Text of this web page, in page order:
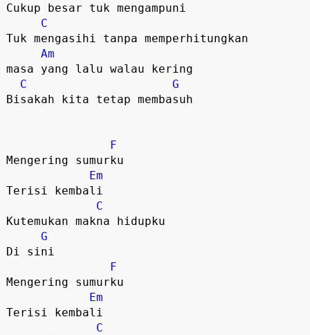
Cukup besar tuk mengampuni
C
Tuk mengasihi tanpa memperhitungkan
Am
masa yang lalu walau kering
C
G
Bisakah kita tetap membasuh
F
Mengering sumurku
Em
Terisi kembali
C
Kutemukan makna hidupku
G
Di sini
F
Mengering sumurku
Em
Terisi kembali
C